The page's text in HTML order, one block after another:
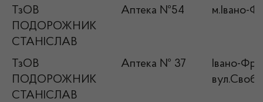
ТзОВ
ПОДОРОЖНИК
СТАНІСЛАВ
Аптека №54 м.Івано-
ТзОВ
ПОДОРОЖНИК
СТАНІСЛАВ
Аптека № 37
Івано-